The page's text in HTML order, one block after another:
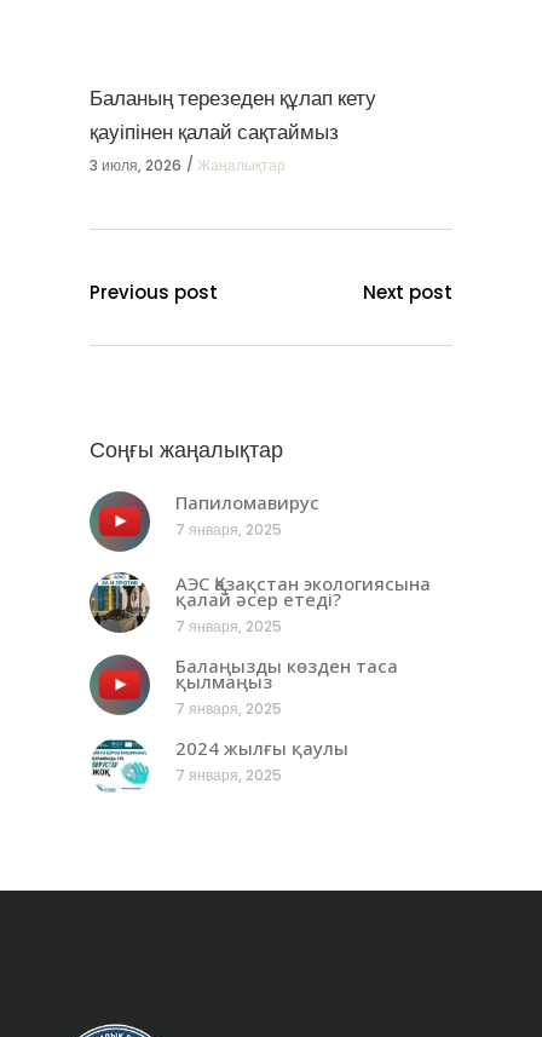
Баланың терезеден құлап кету
қауіпінен қалай сақтаймыз
3 июля, 2026 Жаңалықтар
Previous post Next post
Соңғы жаңалықтар
Папиломавирус
7 января, 2025
АЭС Қазақстан экологиясына
қалай әсер етеді?
7 января, 2025
Балаңызды көзден таса
қылмаңыз
7 января, 2025
2024 жылғы қаулы
7 января, 2025